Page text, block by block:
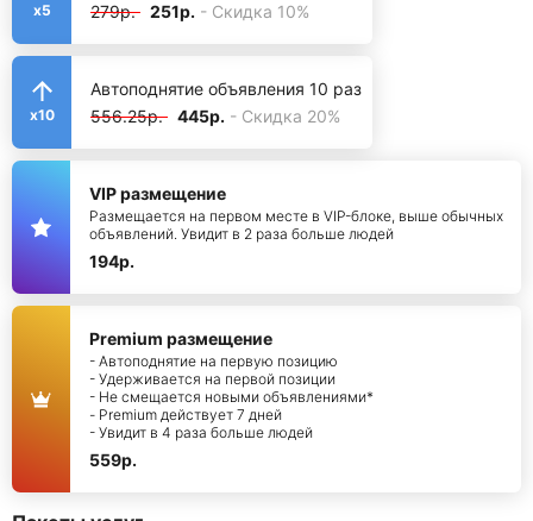
x5
279р. 251р. - Скидка 10%
x10
Автоподнятие объявления 10 раз
556.25р. 445р. - Скидка 20%
VIP размещение
Размещается на первом месте в VIP-блоке, выше обычных
объявлений. Увидит в 2 раза больше людей
194р.
Premium размещение
- Автоподнятие на первую позицию
- Удерживается на первой позиции
- Не смещается новыми объявлениями*
- Premium действует 7 дней
- Увидит в 4 раза больше людей
559р.